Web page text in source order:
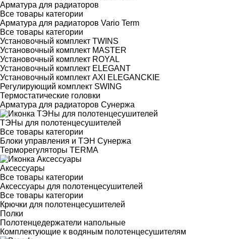
Арматура для радиаторов
Все товары категории
Арматура для радиаторов Vario Term
Все товары категории
Установочный комплект TWINS
Установочный комплект MASTER
Установочный комплект ROYAL
Установочный комплект ELEGANT
Установочный комплект AXI ELEGANCKIE
Регулирующий комплект SWING
Термостатические головки
Арматура для радиаторов Сунержа
ТЭНы для полотенцесушителей
Все товары категории
Блоки управления и ТЭН Сунержа
Терморегуляторы TERMA
Аксессуары
Все товары категории
Аксессуары для полотенцесушителей
Все товары категории
Крючки для полотенцесушителей
Полки
Полотенцедержатели напольные
Комплектующие к водяным полотенцесушителям